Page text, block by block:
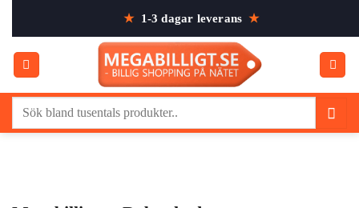
content
★ 1-3 dagar leverans ★